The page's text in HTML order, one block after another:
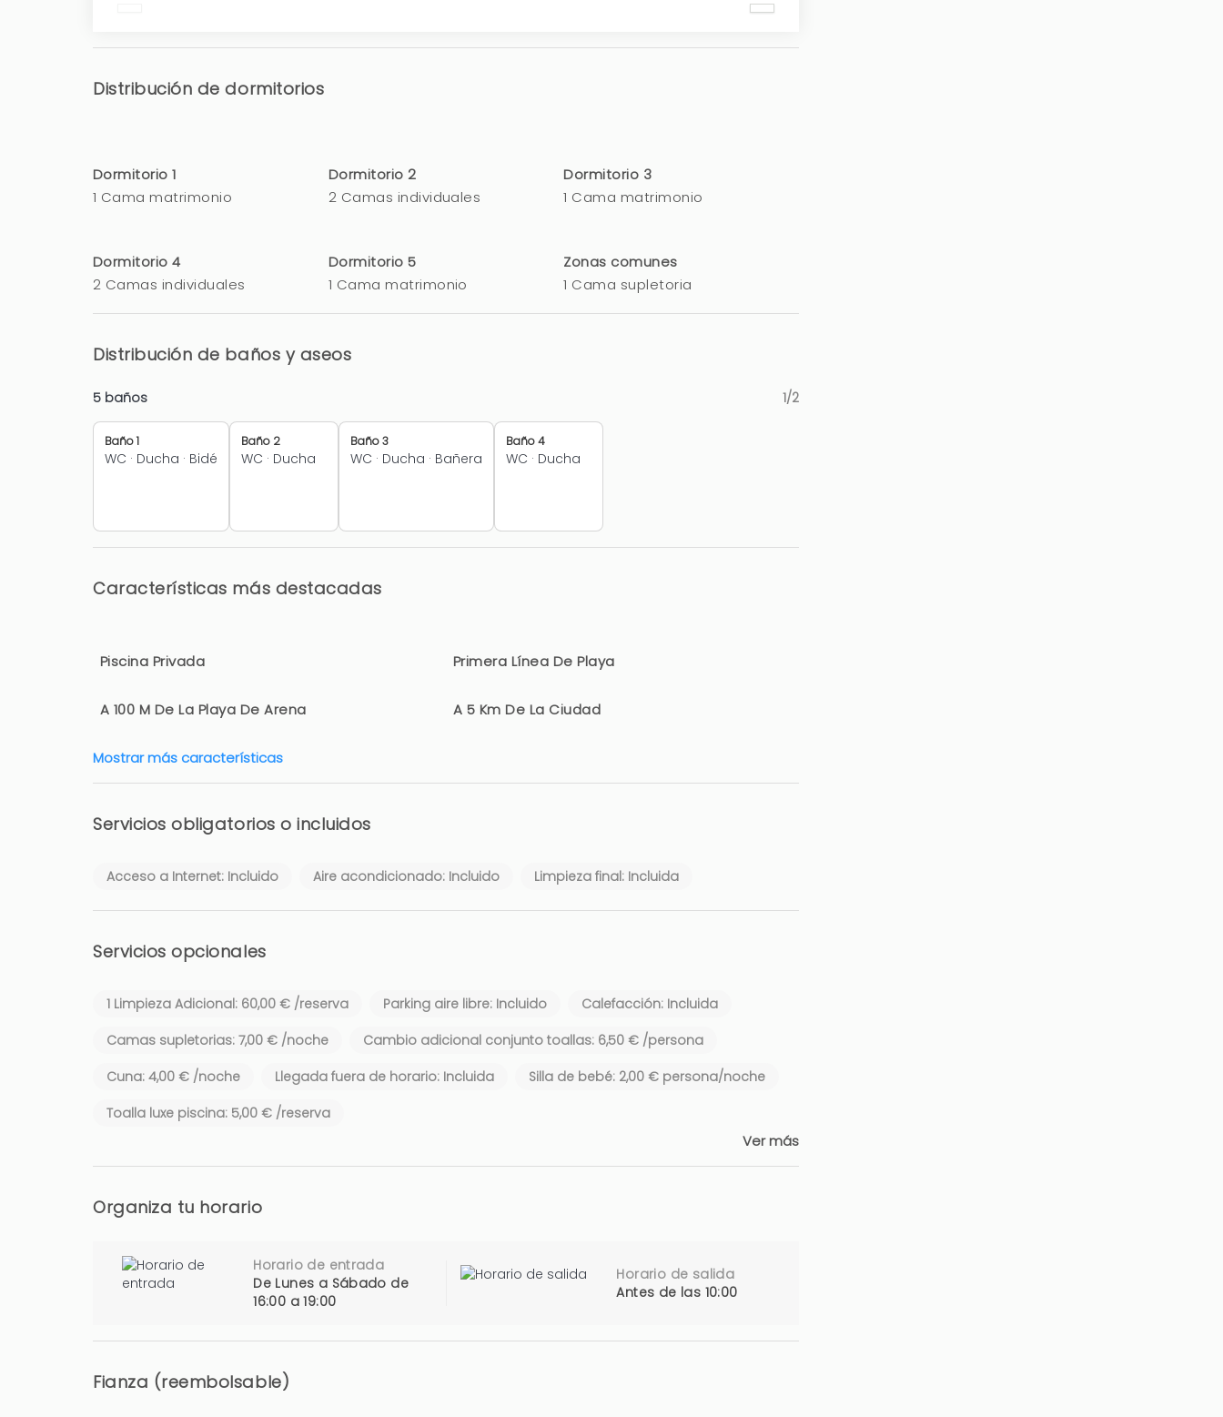
Distribución de dormitorios
Dormitorio 1
1 Cama matrimonio
Dormitorio 2
2 Camas individuales
Dormitorio 3
1 Cama matrimonio
Dormitorio 4
2 Camas individuales
Dormitorio 5
1 Cama matrimonio
Zonas comunes
1 Cama supletoria
Distribución de baños y aseos
5 baños 1/2
Baño 1
WC · Ducha · Bidé
Baño 2
WC · Ducha
Baño 3
WC · Ducha · Bañera
Baño 4
WC · Ducha
Características más destacadas
Piscina Privada Primera Línea De Playa
A 100 M De La Playa De Arena A 5 Km De La Ciudad
Mostrar más características
Servicios obligatorios o incluidos
Acceso a Internet: Incluido Aire acondicionado: Incluido Limpieza final: Incluida
Servicios opcionales
1 Limpieza Adicional: 60,00 € /reserva Parking aire libre: Incluido
Calefacción: Incluida
Camas supletorias: 7,00 € /noche
Cambio adicional conjunto toallas: 6,50 € /persona
Cuna: 4,00 € /noche
Llegada fuera de horario: Incluida
Silla de bebé: 2,00 € persona/noche
Toalla luxe piscina: 5,00 € /reserva
Ver más
Organiza tu horario
Horario de entrada
De Lunes a Sábado de
16:00 a 19:00
Horario de salida
Antes de las 10:00
Fianza (reembolsable)